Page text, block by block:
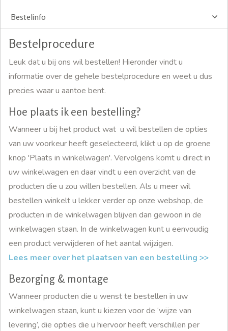
Bestelinfo
Bestelprocedure
Leuk dat u bij ons wil bestellen! Hieronder vindt u
informatie over de gehele bestelprocedure en weet u dus
precies waar u aantoe bent.
Hoe plaats ik een bestelling?
Wanneer u bij het product wat u wil bestellen de opties
van uw voorkeur heeft geselecteerd, klikt u op de groene
knop 'Plaats in winkelwagen'. Vervolgens komt u direct in
uw winkelwagen en daar vindt u een overzicht van de
producten die u zou willen bestellen. Als u meer wil
bestellen winkelt u lekker verder op onze webshop, de
producten in de winkelwagen blijven dan gewoon in de
winkelwagen staan. In de winkelwagen kunt u eenvoudig
een product verwijderen of het aantal wijzigen.
Lees meer over het plaatsen van een bestelling >>
Bezorging & montage
Wanneer producten die u wenst te bestellen in uw
winkelwagen staan, kunt u kiezen voor de ‘wijze van
levering’, die opties die u hiervoor heeft verschillen per